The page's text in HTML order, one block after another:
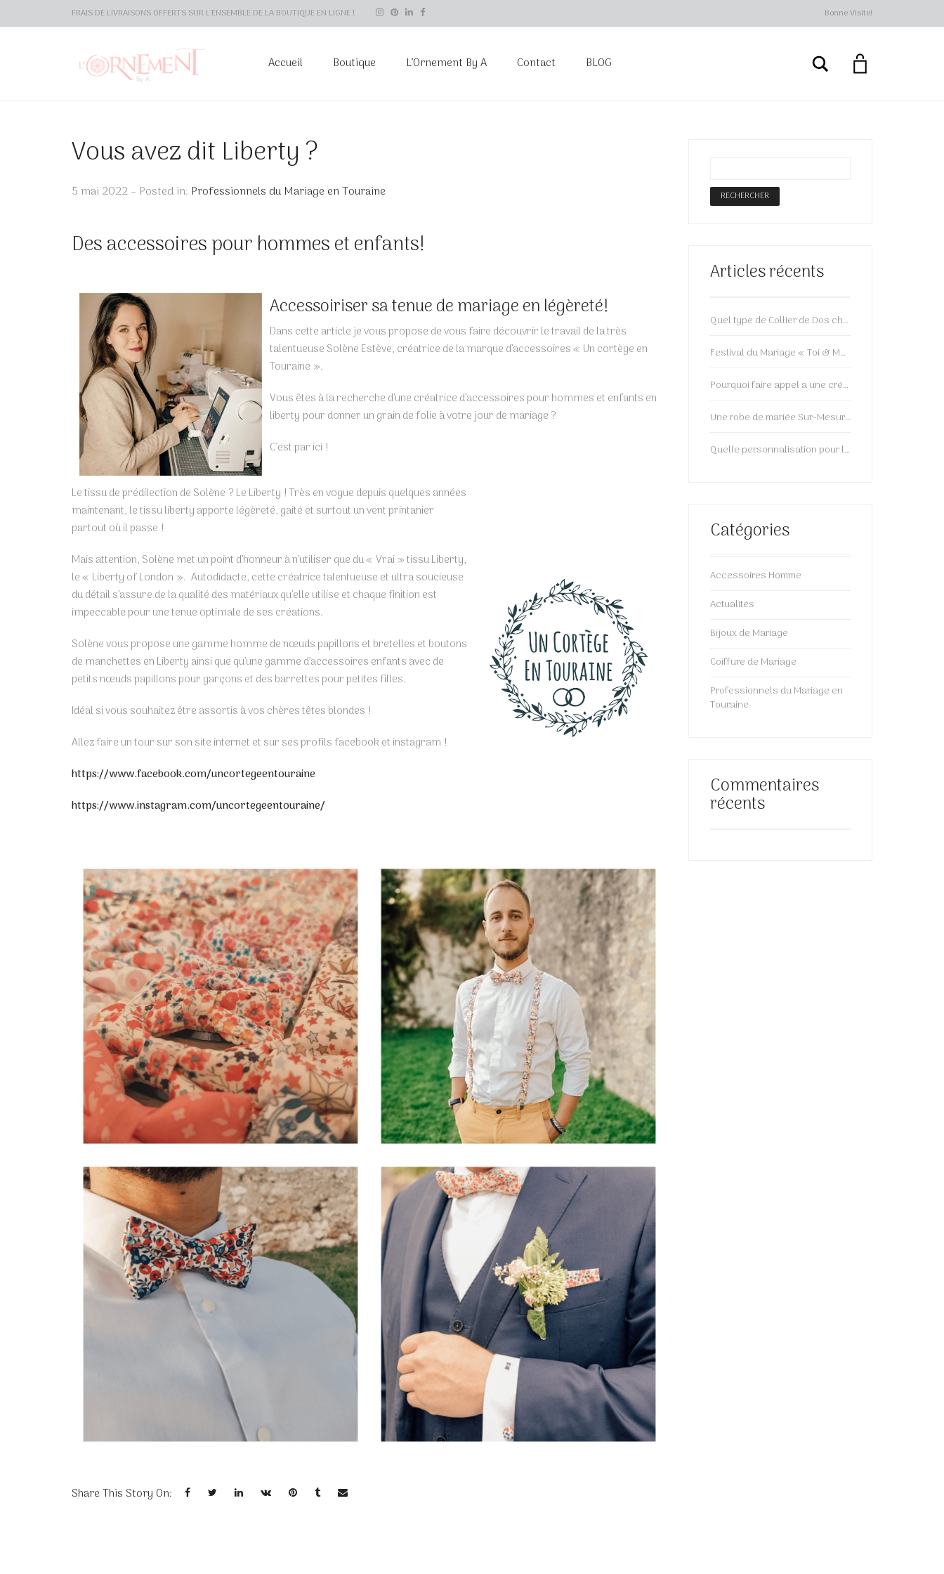
FRAIS DE LIVRAISONS OFFERTS SUR L'ENSEMBLE DE LA BOUTIQUE EN LIGNE ! Bonne Visite!
Accueil Boutique L’Ornement By A Contact BLOG Rechercher
Vous avez dit Liberty ?
5 mai 2022 – Posted in: Professionnels du Mariage en Touraine
Des accessoires pour hommes et enfants!
Accessoiriser sa tenue de mariage en légèreté!
Dans cette article je vous propose de vous faire découvrir le travail de la très
talentueuse Solène Estève, créatrice de la marque d’accessoires « Un cortège en
Touraine ».
Vous êtes à la recherche d’une créatrice d’accessoires pour hommes et enfants en
liberty pour donner un grain de folie à votre jour de mariage ?
C’est par ici !
Le tissu de prédilection de Solène ? Le Liberty ! Très en vogue depuis quelques années
maintenant, le tissu liberty apporte légèreté, gaité et surtout un vent printanier
partout où il passe !
Mais attention, Solène met un point d’honneur à n’utiliser que du « Vrai » tissu Liberty,
le « Liberty of London ». Autodidacte, cette créatrice talentueuse et ultra soucieuse
du détail s’assure de la qualité des matériaux qu’elle utilise et chaque finition est
impeccable pour une tenue optimale de ses créations.
Solène vous propose une gamme homme de nœuds papillons et bretelles et boutons
de manchettes en Liberty ainsi que qu’une gamme d’accessoires enfants avec de
petits nœuds papillons pour garçons et des barrettes pour petites filles.
Idéal si vous souhaitez être assortis à vos chères têtes blondes !
Allez faire un tour sur son site internet et sur ses profils facebook et instagram !
https://www.facebook.com/uncortegeentouraine
https://www.instagram.com/uncortegeentouraine/
Share This Story On:
Articles récents
Quel type de Collier de Dos choisir ?
Festival du Mariage « Toi & Moi »: 2ème Edition!
Pourquoi faire appel à une créatrice de bijoux et accessoires ?
Une robe de mariée Sur-Mesure, ça vous tente?
Quelle personnalisation pour le futur marié ?
Catégories
Accessoires Homme
Actualités
Bijoux de Mariage
Coiffure de Mariage
Professionnels du Mariage en
Touraine
Commentaires
récents